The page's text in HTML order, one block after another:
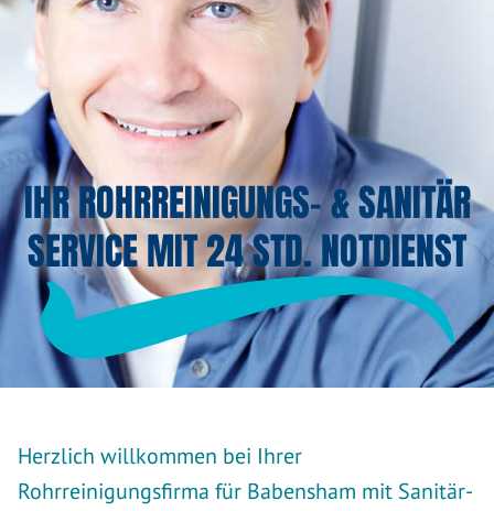
IHR ROHRREINIGUNGS- & SANITÄR
SERVICE MIT 24 STD. NOTDIENST
Herzlich willkommen bei Ihrer
Rohrreinigungsfirma für Babensham mit Sanitär-